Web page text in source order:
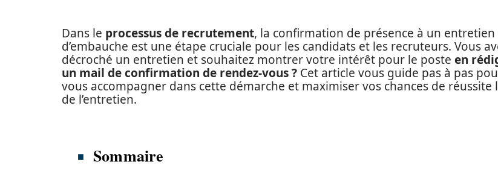
Dans le processus de recrutement, la confirmation de présence à un entretien
d’embauche est une étape cruciale pour les candidats et les recruteurs. Vous
décroché un entretien et souhaitez montrer votre intérêt pour le poste en
un mail de confirmation de rendez-vous ? Cet article vous guide pas à pas
vous accompagner dans cette démarche et maximiser vos chances de réussite
de l’entretien.
Sommaire